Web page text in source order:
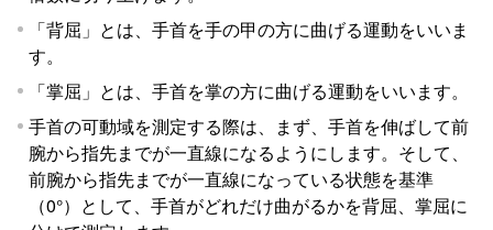
「背屈」とは、手首を手の甲の方に曲げる運動をいいま
す。
「掌屈」とは、手首を掌の方に曲げる運動をいいます。
手首の可動域を測定する際は、まず、手首を伸ばして前
腕から指先までが一直線になるようにします。そして、
前腕から指先までが一直線になっている状態を基準
（0°）として、手首がどれだけ曲がるかを背屈、掌屈に